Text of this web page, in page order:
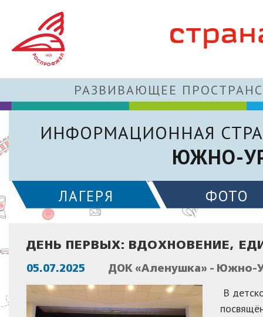
РАЗВИВАЮЩЕЕ
ИНФОРМАЦИОННАЯ
ЮЖНО-
ЛАГЕРЯ ФОТО
ДЕНЬ ПЕРВЫХ: ВДОХНОВЕНИЕ,
05.07.2025 ДОК «Аленушка» - Южно-
В